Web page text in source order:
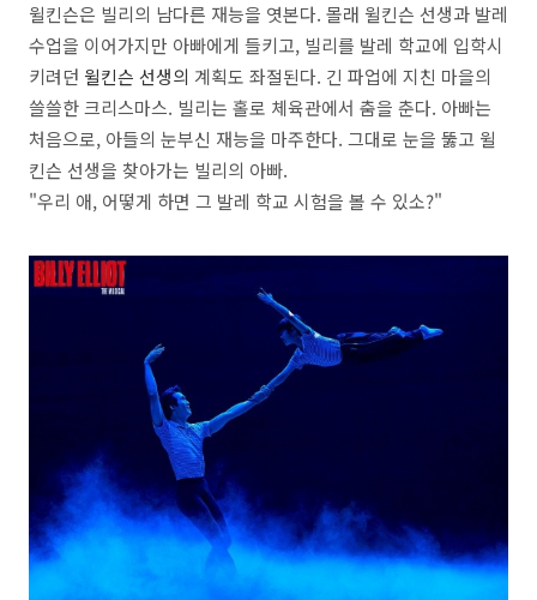
윌킨슨은 빌리의 남다른 재능을 엿본다. 몰래 윌킨슨 선생과 발레
수업을 이어가지만 아빠에게 들키고, 빌리를 발레 학교에 입학시
키려던 윌킨슨 선생의 계획도 좌절된다. 긴 파업에 지친 마을의
쓸쓸한 크리스마스. 빌리는 홀로 체육관에서 춤을 춘다. 아빠는
처음으로, 아들의 눈부신 재능을 마주한다. 그대로 눈을 뚫고 윌
킨슨 선생을 찾아가는 빌리의 아빠.
"우리 애, 어떻게 하면 그 발레 학교 시험을 볼 수 있소?"